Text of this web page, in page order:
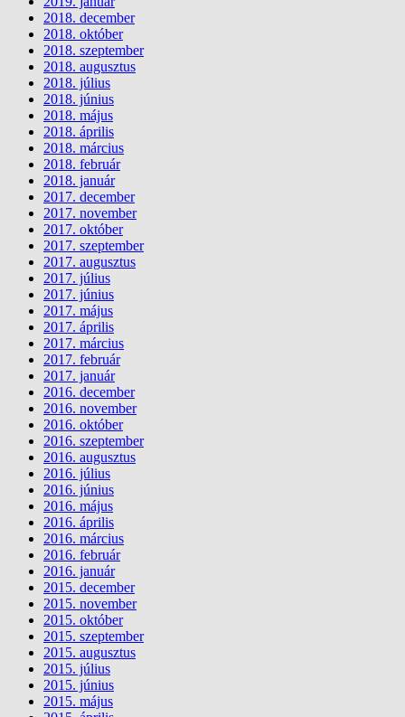
2018. december
2018. október
2018. szeptember
2018. augusztus
2018. július
2018. június
2018. május
2018. április
2018. március
2018. február
2018. január
2017. december
2017. november
2017. október
2017. szeptember
2017. augusztus
2017. július
2017. június
2017. május
2017. április
2017. március
2017. február
2017. január
2016. december
2016. november
2016. október
2016. szeptember
2016. augusztus
2016. július
2016. június
2016. május
2016. április
2016. március
2016. február
2016. január
2015. december
2015. november
2015. október
2015. szeptember
2015. augusztus
2015. július
2015. június
2015. május